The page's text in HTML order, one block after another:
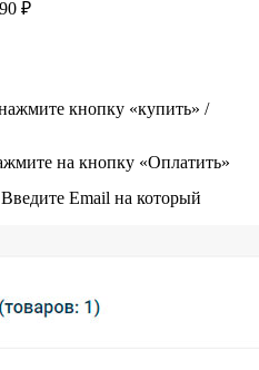
₽
кнопку «купить» /
на кнопку «Оплатить»
Email на который